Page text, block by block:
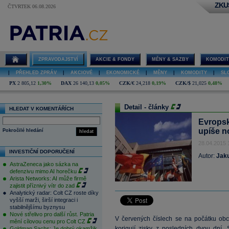
ČTVRTEK 06.08.2026
ZPRAVODAJSTVÍ AKCIE & FONDY MĚNY & SAZBY
PŘEHLED ZPRÁV AKCIOVÉ EKONOMICKÉ MĚNY KOMODITY
PX 2 805,12 1,30% DAX 26 140,13 0,05% CZK/€ 24,218 0,19% CZK/$ 21,025 0,48%
HLEDAT V KOMENTÁŘÍCH
hledat
Pokročilé hledání
INVESTIČNÍ DOPORUČENÍ
AstraZeneca jako sázka na
defenzivu mimo AI horečku
Arista Networks: AI může firmě
zajistit příznivý vítr do zad
Analytický radar: Colt CZ roste díky
vyšší marži, širší integraci i
stabilnějšímu byznysu
Nové střelivo pro další růst. Patria
mění cílovou cenu pro Colt CZ
Detail - články
upíše
28.04.2015
Autor:
V červených číslech se na počátku